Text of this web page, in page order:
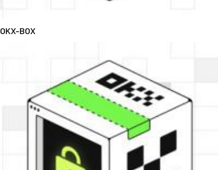
OKX-BOX